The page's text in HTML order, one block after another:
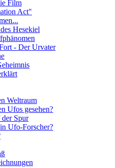
Film
Act"
Hesekiel
- Der Urvater
Weltraum
Ufos gesehen?
Spur
Ufo-Forscher?